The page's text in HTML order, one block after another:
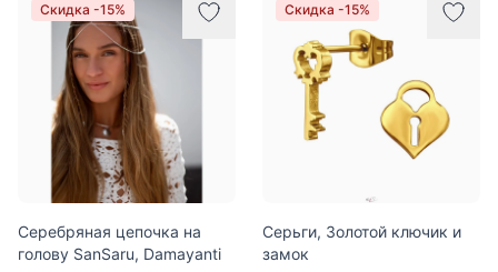
Скидка -15%
Серебряная цепочка на
голову SanSaru, Damayanti
Скидка -15%
Серьги, Золотой ключик и
замок